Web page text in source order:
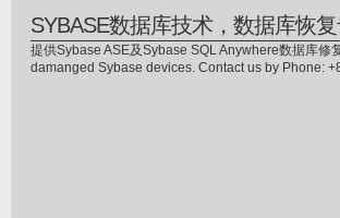
SYBASE数据库技术，数据库恢
提供Sybase ASE及Sybase SQL Anywhere数据库
damanged Sybase devices. Contact us by Phone: